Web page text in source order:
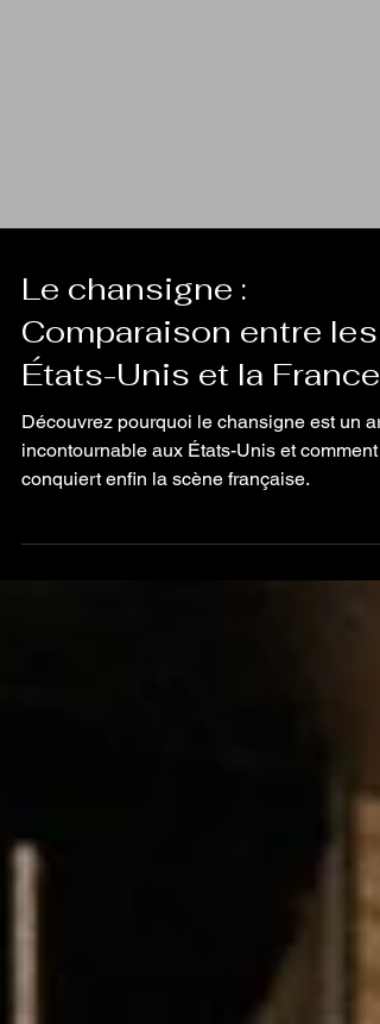
Le chansigne :
Comparaison entre les
États-Unis et la France
Découvrez pourquoi le chansigne est un art
incontournable aux États-Unis et comment il